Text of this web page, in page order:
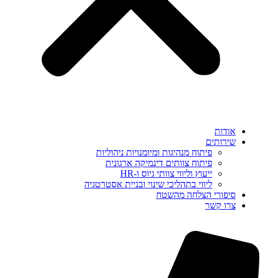
אודות
שירותים
פיתוח מנהיגות ומיומנויות ניהוליות
פיתוח צוותים דינמיקה ארגונית
ייעוץ וליווי צוותי גיוס ו-HR
ליווי בתהליכי שינוי ובניית אסטרטגיה
סיפורי הצלחה מהשטח
צרו קשר